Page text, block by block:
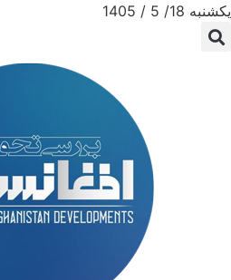
یکشنبه 18/ 5 / 1405